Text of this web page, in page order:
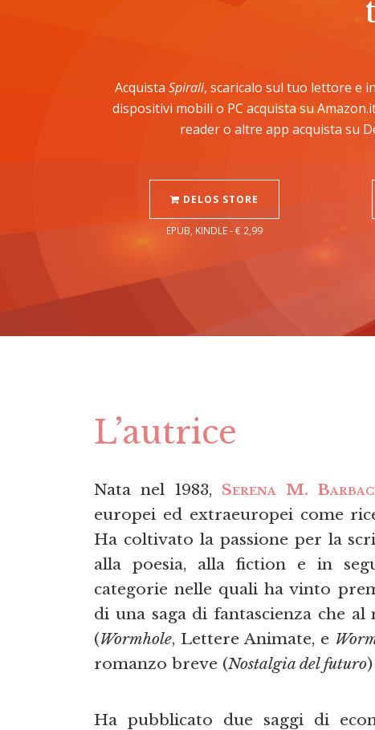
Acquista Spirali, scaricalo sul tuo lettore e
dispositivi mobili o PC acquista su
reader o altre app acquista su
DELOS STORE
EPUB, KINDLE - € 2,99
L’autrice
Nata nel 1983, Serena M.
europei ed extraeuropei come
Ha coltivato la passione per la
alla poesia, alla fiction e in
categorie nelle quali ha vinto
di una saga di fantascienza che
(Wormhole, Lettere Animate, e
romanzo breve (Nostalgia del futuro
Ha pubblicato due saggi di